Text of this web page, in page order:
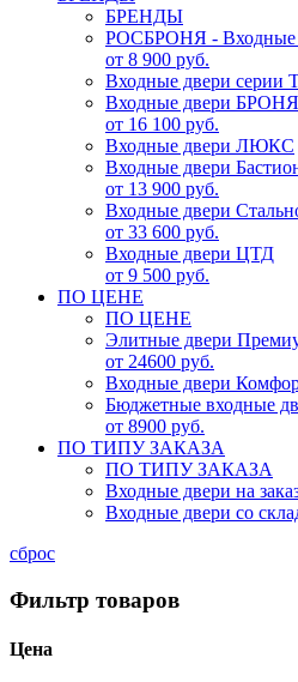
БРЕНДЫ
РОСБРОНЯ - Входные
от 8 900 руб.
Входные двери серии
Входные двери БРОНЯ
от 16 100 руб.
Входные двери ЛЮКС
Входные двери
от 13 900 руб.
Входные двери
от 33 600 руб.
Входные двери ЦТД
от 9 500 руб.
ПО ЦЕНЕ
ПО ЦЕНЕ
Элитные двери
от 24600 руб.
Входные двери
Бюджетные входные
от 8900 руб.
ПО ТИПУ ЗАКАЗА
ПО ТИПУ ЗАКАЗА
Входные двери на
Входные двери со
сброс
Фильтр товаров
Цена